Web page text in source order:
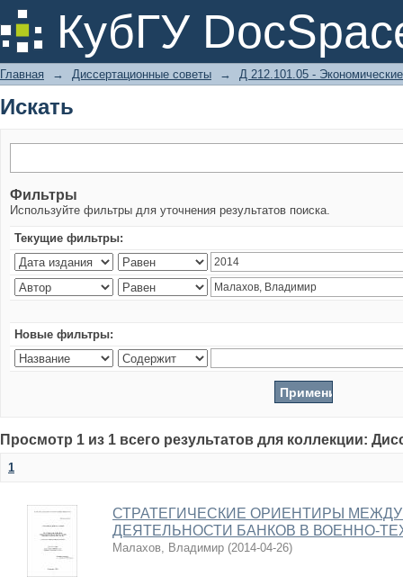
КубГУ
Искать
Главная → Диссертационные советы → Д 212.101.05 -
Искать
Фильтры
Используйте фильтры для уточнения результатов поиска.
Текущие фильтры:
Новые фильтры:
Просмотр 1 из 1 всего результатов для коллекции:
1
СТРАТЕГИЧЕСКИЕ ОРИЕНТИРЫ
ДЕЯТЕЛЬНОСТИ БАНКОВ В ВОЕННО-
Малахов, Владимир (2014-04-26)